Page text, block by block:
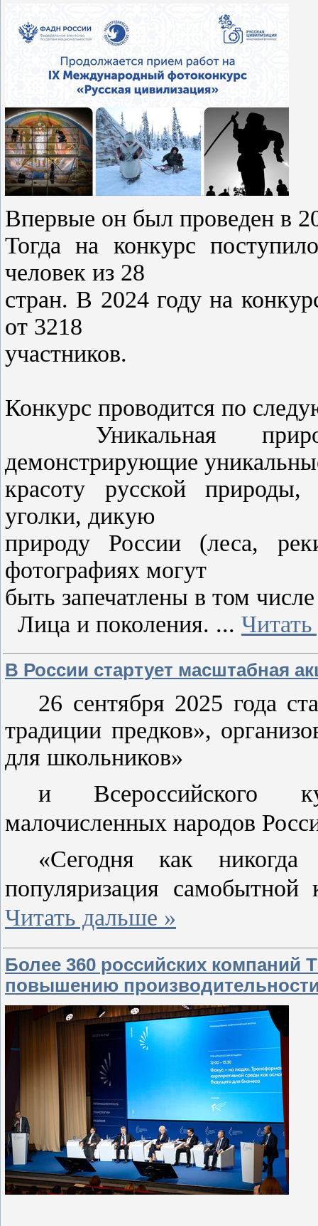
Впервые он был проведен в
Тогда на конкурс
человек из 28
стран. В 2024 году на
от 3218
участников.
Конкурс проводится по
Уникальная
демонстрирующие
красоту русской природы,
уголки, дикую
природу России (леса,
фотографиях могут
быть запечатлены в том
Лица и поколения. ...
В России стартует масштабная
26 сентября 2025 года
традиции предков»,
для школьников»
и Всероссийского
малочисленных народов
«Сегодня как
популяризация
Читать дальше »
Более 360 российских компаний
повышению